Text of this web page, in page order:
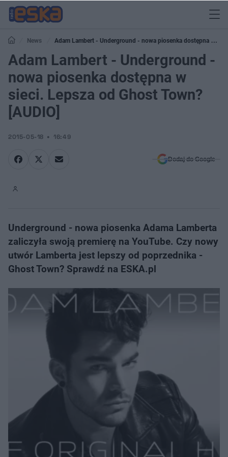
News
Adam Lambert - Underground - nowa piosenka dostępna w
sieci. Lepsza od Ghost Town? [AUDIO]
Adam Lambert - Underground -
nowa piosenka dostępna w
sieci. Lepsza od Ghost Town?
[AUDIO]
2015-05-18 16:49
Dodaj do Google
Underground - nowa piosenka Adama Lamberta
zaliczyła swoją premierę na YouTube. Czy nowy
utwór Lamberta jest lepszy od poprzednika -
Ghost Town? Sprawdź na ESKA.pl